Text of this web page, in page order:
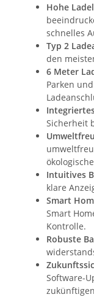
Hohe
schnelles
Typ 2
den
6 Meter
Parken
Sicherheit
Intuitives
klare
Smart
Smart
Kontrolle.
Robuste
Software-